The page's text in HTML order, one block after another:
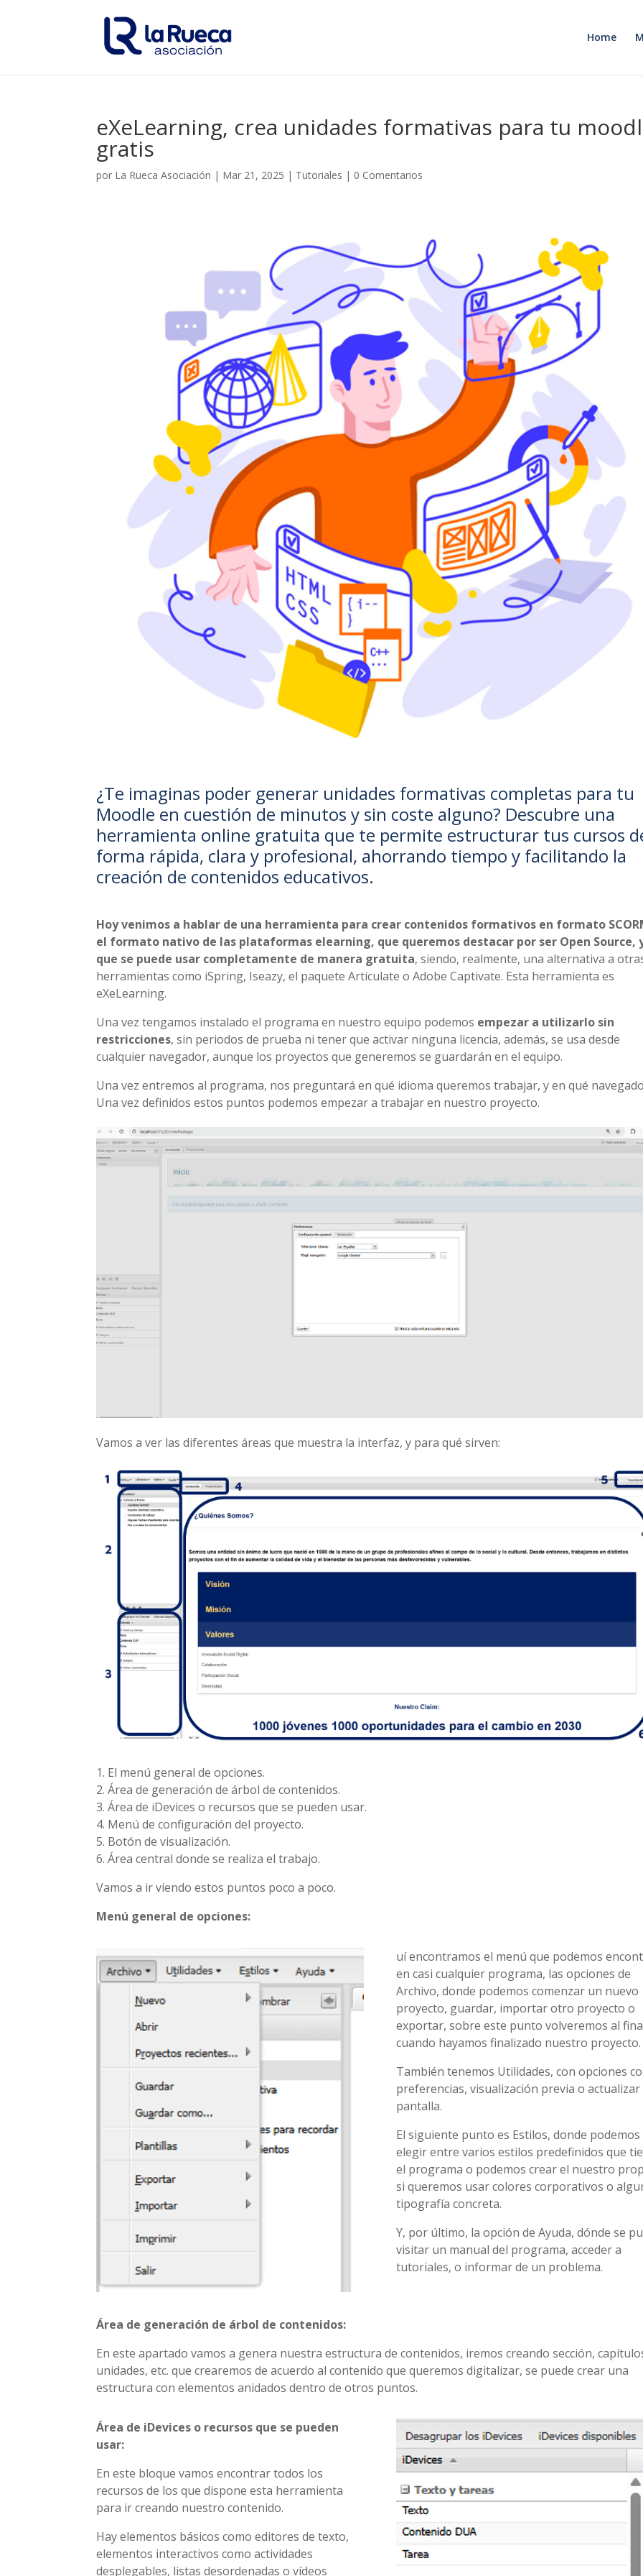
Home
eXeLearning, crea unidades formativas para tu
gratis
por La Rueca Asociación | Mar 21, 2025 | Tutoriales | 0 Comentarios
¿Te imaginas poder generar unidades formativas completas para tu
Moodle en cuestión de minutos y sin coste alguno? Descubre una
herramienta online gratuita que te permite estructurar tus cursos
forma rápida, clara y profesional, ahorrando tiempo y facilitando la
creación de contenidos educativos.
Hoy venimos a hablar de una herramienta para crear contenidos formativos en formato
el formato nativo de las plataformas elearning, que queremos destacar por ser Open Source,
que se puede usar completamente de manera gratuita, siendo, realmente, una alternativa a
herramientas como iSpring, Iseazy, el paquete Articulate o Adobe Captivate. Esta herramienta es
eXeLearning.
Una vez tengamos instalado el programa en nuestro equipo podemos empezar a utilizarlo sin
restricciones, sin periodos de prueba ni tener que activar ninguna licencia, además, se usa desde
cualquier navegador, aunque los proyectos que generemos se guardarán en el equipo.
Una vez entremos al programa, nos preguntará en qué idioma queremos trabajar, y en qué
Una vez definidos estos puntos podemos empezar a trabajar en nuestro proyecto.
Vamos a ver las diferentes áreas que muestra la interfaz, y para qué sirven:
1. El menú general de opciones.
2. Área de generación de árbol de contenidos.
3. Área de iDevices o recursos que se pueden usar.
4. Menú de configuración del proyecto.
5. Botón de visualización.
6. Área central donde se realiza el trabajo.
Vamos a ir viendo estos puntos poco a poco.
Menú general de opciones:
uí encontramos el menú que podemos
en casi cualquier programa, las opciones de
Archivo, donde podemos comenzar un nuevo
proyecto, guardar, importar otro proyecto o
exportar, sobre este punto volveremos al
cuando hayamos finalizado nuestro proyecto.
También tenemos Utilidades, con opciones
preferencias, visualización previa o actualizar
pantalla.
El siguiente punto es Estilos, donde podemos
elegir entre varios estilos predefinidos que
el programa o podemos crear el nuestro
si queremos usar colores corporativos o
tipografía concreta.
Y, por último, la opción de Ayuda, dónde se
visitar un manual del programa, acceder a
tutoriales, o informar de un problema.
Área de generación de árbol de contenidos:
En este apartado vamos a genera nuestra estructura de contenidos, iremos creando sección,
unidades, etc. que crearemos de acuerdo al contenido que queremos digitalizar, se puede crear una
estructura con elementos anidados dentro de otros puntos.
Área de iDevices o recursos que se pueden
usar:
En este bloque vamos encontrar todos los
recursos de los que dispone esta herramienta
para ir creando nuestro contenido.
Hay elementos básicos como editores de texto,
elementos interactivos como actividades
desplegables, listas desordenadas o vídeos